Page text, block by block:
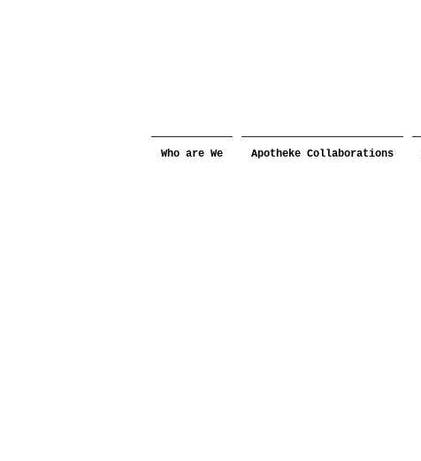
Who are We Apotheke Collaborations